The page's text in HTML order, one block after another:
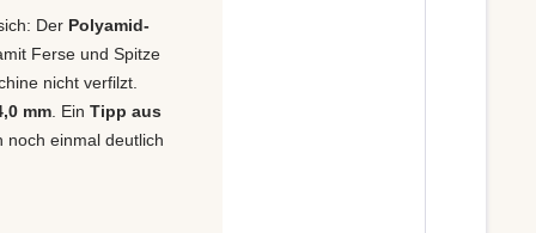
Der Polyamid-
Ferse und Spitze
nicht verfilzt.
mm . Ein Tipp aus
noch einmal deutlich